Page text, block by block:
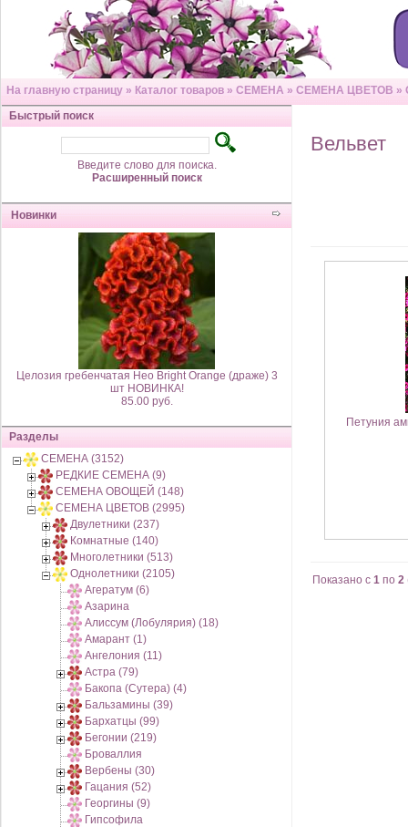
На главную страницу » Каталог товаров » СЕМЕНА » СЕМЕНА ЦВЕТОВ »
Быстрый поиск
Введите слово для поиска.
Расширенный поиск
Новинки
Целозия гребенчатая Нео Bright Orange (драже) 3
шт НОВИНКА!
85.00 руб.
Разделы
СЕМЕНА (3152)
РЕДКИЕ СЕМЕНА (9)
СЕМЕНА ОВОЩЕЙ (148)
СЕМЕНА ЦВЕТОВ (2995)
Двулетники (237)
Комнатные (140)
Многолетники (513)
Однолетники (2105)
Агератум (6)
Азарина
Алиссум (Лобулярия) (18)
Амарант (1)
Ангелония (11)
Астра (79)
Бакопа (Сутера) (4)
Бальзамины (39)
Бархатцы (99)
Бегонии (219)
Броваллия
Вербены (30)
Гацания (52)
Георгины (9)
Гипсофила
Вельвет
Петуния
Показано с 1 по 2